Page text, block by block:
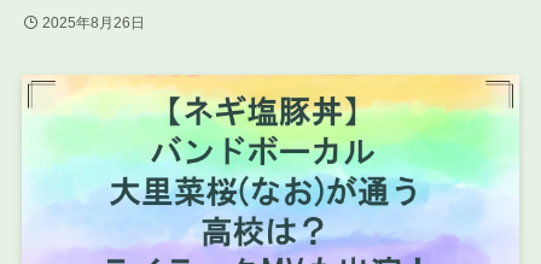
2025年8月26日